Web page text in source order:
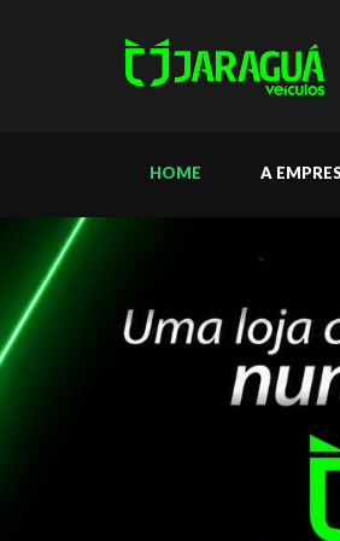
HOME A
Jaraguá
Veículos
-
Qualidade